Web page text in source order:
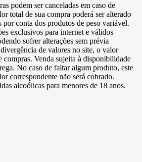
podem ser canceladas em caso de
total de sua compra poderá ser alterado
por conta dos produtos de peso variável.
exclusivos para internet e válidos
sofrer alterações sem prévia
de valores no site, o valor
Venda sujeita à disponibilidade
No caso de faltar algum produto, este
correspondente não será cobrado.
alcoólicas para menores de 18 anos.